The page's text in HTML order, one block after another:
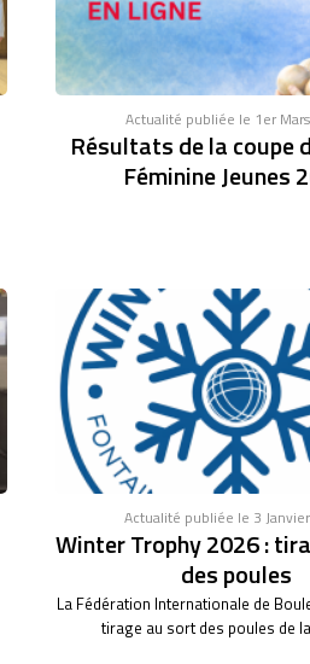
Actualité publiée le 1er
Résultats de la coupe
Féminine Jeunes
Actualité publiée le 3
Winter Trophy 2026 :
des poules
La Fédération Internationale de
tirage au sort des poules de